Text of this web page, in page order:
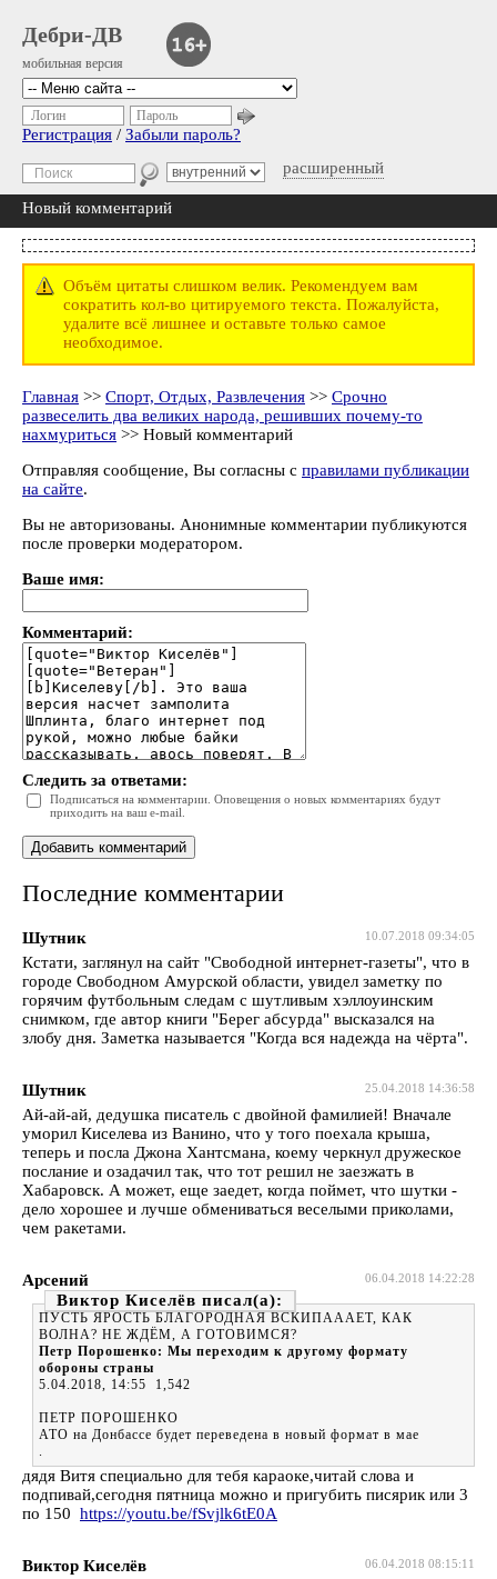
Дебри-ДВ
мобильная версия
расширенный
Логин Пароль
Регистрация / Забыли пароль?
Новый комментарий
Объём цитаты слишком велик. Рекомендуем вам
сократить кол-во цитируемого текста. Пожалуйста,
удалите всё лишнее и оставьте только самое
необходимое.
Главная >> Спорт, Отдых, Развлечения >> Срочно
развеселить два великих народа, решивших почему-то
нахмуриться >> Новый комментарий
Отправляя сообщение, Вы согласны с правилами публикации
на сайте.
Вы не авторизованы. Анонимные комментарии публикуются
после проверки модератором.
Ваше имя:
Комментарий:
Следить за ответами:
Подписаться на комментарии. Оповещения о новых комментариях будут
приходить на ваш e-mail.
Последние комментарии
10.07.2018 09:34:05
Шутник
Кстати, заглянул на сайт "Свободной интернет-газеты", что в
городе Свободном Амурской области, увидел заметку по
горячим футбольным следам с шутливым хэллоуинским
снимком, где автор книги "Берег абсурда" высказался на
злобу дня. Заметка называется "Когда вся надежда на чёрта".
25.04.2018 14:36:58
Шутник
Ай-ай-ай, дедушка писатель с двойной фамилией! Вначале
уморил Киселева из Ванино, что у того поехала крыша,
теперь и посла Джона Хантсмана, коему черкнул дружеское
послание и озадачил так, что тот решил не заезжать в
Хабаровск. А может, еще заедет, когда поймет, что шутки -
дело хорошее и лучше обмениваться веселыми приколами,
чем ракетами.
06.04.2018 14:22:28
Арсений
Виктор Киселёв
ПУСТЬ ЯРОСТЬ БЛАГОРОДНАЯ ВСКИПАААЕТ, КАК
ВОЛНА? НЕ ЖДЁМ, А ГОТОВИМСЯ?
Петр Порошенко: Мы переходим к другому формату
обороны страны
5.04.2018, 14:55 1,542
ПЕТР ПОРОШЕНКО
АТО на Донбассе будет переведена в новый формат в мае
дядя Витя специально для тебя караоке,читай слова и
подпивай,сегодня пятница можно и пригубить писярик или 3
по 150 https://youtu.be/fSvjlk6tE0A
06.04.2018 08:15:11
Виктор Киселёв